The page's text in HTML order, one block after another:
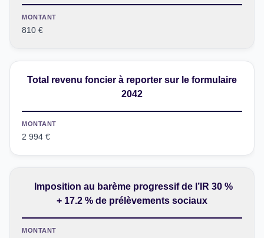
MONTANT
810 €
Total revenu foncier à reporter sur le formulaire
2042
MONTANT
2 994 €
Imposition au barème progressif de l’IR 30 %
+ 17.2 % de prélèvements sociaux
MONTANT